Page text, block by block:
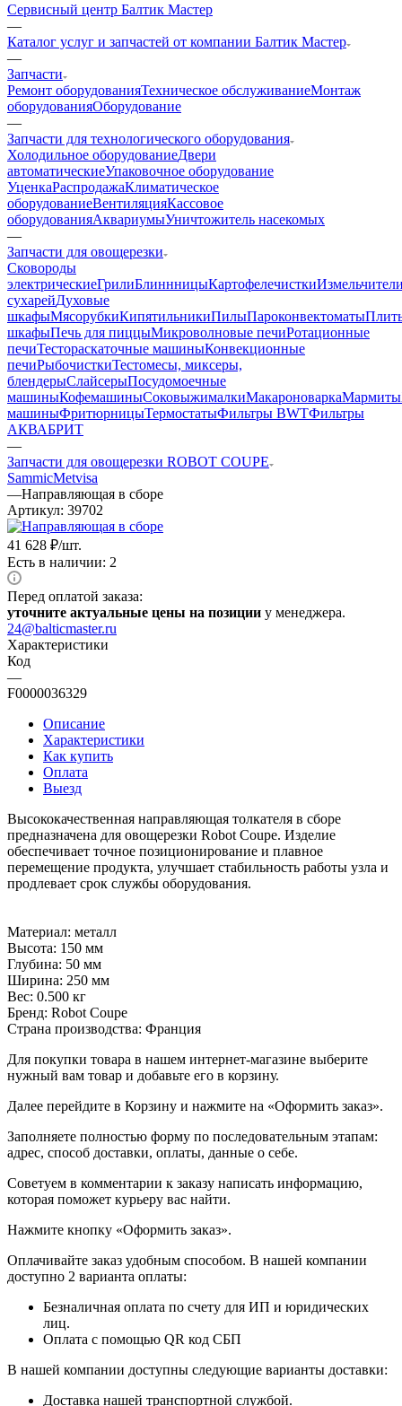
Сервисный центр Балтик Мастер
—
Каталог услуг и запчастей от компании Балтик Мастер
—
Запчасти
Ремонт оборудованияТехническое обслуживаниеМонтаж
оборудованияОборудование
—
Запчасти для технологического оборудования
Холодильное оборудованиеДвери
автоматическиеУпаковочное оборудование
УценкаРаспродажаКлиматическое
оборудованиеВентиляцияКассовое
оборудованияАквариумыУничтожитель насекомых
—
Запчасти для овощерезки
Cковороды
электрическиеГрилиБлиннницыКартофелечистки
сухарейДуховые
шкафыМясорубкиКипятильникиПилыПароконвектоматы
шкафыПечь для пиццыМикроволновые печиРотационные
печиТестораскаточные машиныКонвекционные
печиРыбочисткиТестомесы, миксеры,
блендерыСлайсерыПосудомоечные
машиныКофемашиныСоковыжималкиМакароноваркаМармиты
машиныФритюрницыТермостатыФильтры BWTФильтры
АКВАБРИТ
—
Запчасти для овощерезки ROBOT COUPE
SammicMetvisa
—Направляющая в сборе
Артикул: 39702
41 628 ₽/шт.
Есть в наличии: 2
Перед оплатой заказа:
уточните актуальные цены на позиции у менеджера.
24@balticmaster.ru
Характеристики
Код
—
F0000036329
Описание
Характеристики
Как купить
Оплата
Выезд
Высококачественная направляющая толкателя в сборе
предназначена для овощерезки Robot Сoupe. Изделие
обеспечивает точное позиционирование и плавное
перемещение продукта, улучшает стабильность работы узла и
продлевает срок службы оборудования.
Материал: металл
Высота: 150 мм
Глубина: 50 мм
Ширина: 250 мм
Вес: 0.500 кг
Бренд: Robot Сoupe
Страна производства: Франция
Для покупки товара в нашем интернет-магазине выберите
нужный вам товар и добавьте его в корзину.
Далее перейдите в Корзину и нажмите на «Оформить заказ».
​​​​​​​Заполняете полностью форму по последовательным этапам:
адрес, способ доставки, оплаты, данные о себе.
​​​​​​​Советуем в комментарии к заказу написать информацию,
которая поможет курьеру вас найти.
​​​​​​​Нажмите кнопку «Оформить заказ».
Оплачивайте заказ удобным способом. В нашей компании
доступно 2 варианта оплаты:
Безналичная оплата по счету для ИП и юридических
лиц.
Оплата с помощью QR код СБП
В нашей компании доступны следующие варианты доставки:
Доставка нашей транспортной службой.